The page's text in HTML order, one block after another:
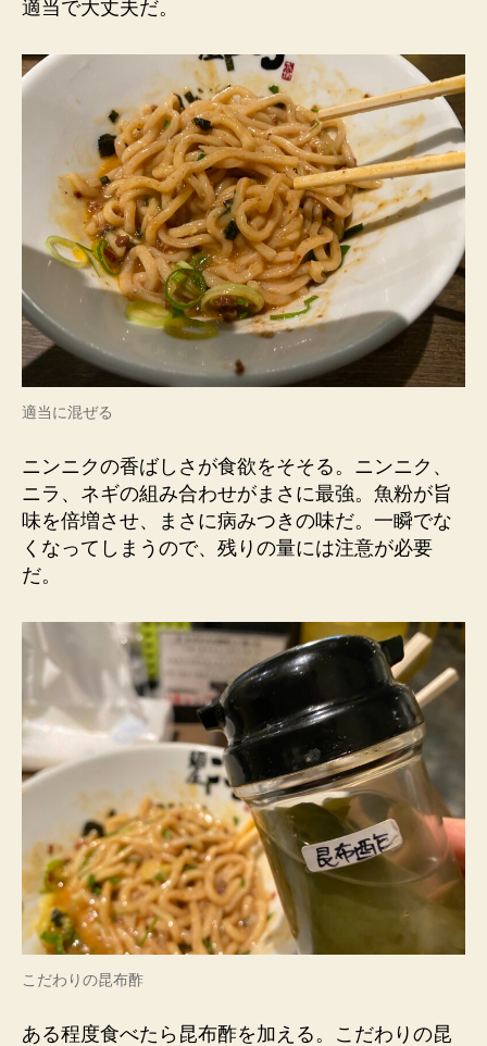
適当で大丈夫だ。
適当に混ぜる
ニンニクの香ばしさが食欲をそそる。ニンニク、
ニラ、ネギの組み合わせがまさに最強。魚粉が旨
味を倍増させ、まさに病みつきの味だ。一瞬でな
くなってしまうので、残りの量には注意が必要
だ。
こだわりの昆布酢
ある程度食べたら昆布酢を加える。こだわりの昆